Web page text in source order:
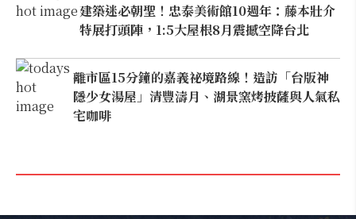
建築迷必朝聖！忠泰美術館10週年：藤本壯介
特展打頭陣，1:5大屋根8月震撼空降台北
離市區15分鐘的嘉義祕境路線！造訪「台版神
隱少女湯屋」清豐濤月、湖景窯烤披薩與人氣私
宅咖啡